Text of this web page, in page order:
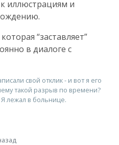
иллюстрациям и
“заставляет”
в диалоге с
свой отклик - и вот я его
такой разрыв по времени?
лежал в больнице.